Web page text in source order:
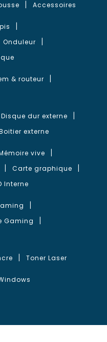
Accessoires
Onduleur
& routeur
Disque dur externe
externe
vive
Carte graphique
Interne
Gaming
Toner Laser